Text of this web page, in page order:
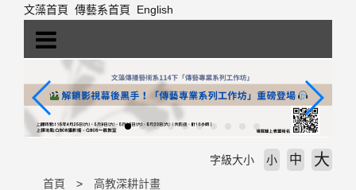
文藻首頁 傳藝系首頁 English
首頁 高教深耕計畫
字級大小 小 中 大